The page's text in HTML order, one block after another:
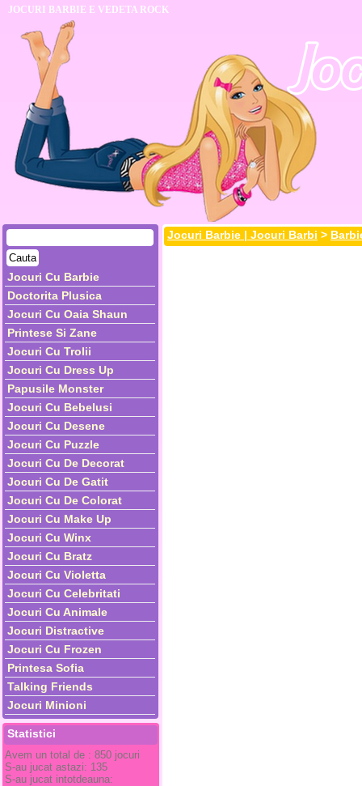
JOCURI BARBIE E VEDETA ROCK
Jocuri Cu Barbie
Doctorita Plusica
Jocuri Cu Oaia Shaun
Printese Si Zane
Jocuri Cu Trolii
Jocuri Cu Dress Up
Papusile Monster
Jocuri Cu Bebelusi
Jocuri Cu Desene
Jocuri Cu Puzzle
Jocuri Cu De Decorat
Jocuri Cu De Gatit
Jocuri Cu De Colorat
Jocuri Cu Make Up
Jocuri Cu Winx
Jocuri Cu Bratz
Jocuri Cu Violetta
Jocuri Cu Celebritati
Jocuri Cu Animale
Jocuri Distractive
Jocuri Cu Frozen
Printesa Sofia
Talking Friends
Jocuri Minioni
Statistici
Avem un total de : 850 jocuri
S-au jucat astazi: 135
S-au jucat intotdeauna:
Jocuri Barbie | Jocuri Barbi >